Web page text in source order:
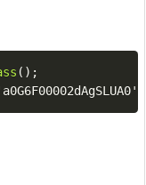
( ) ;